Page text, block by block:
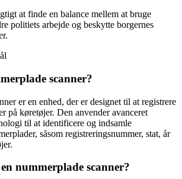
at finde en balance mellem at bruge
politiets arbejde og beskytte borgernes
scanner?
er en enhed, der er designet til at registrere
på køretøjer. Den anvender avanceret
til at identificere og indsamle
såsom registreringsnummer, stat, år
nummerplade scanner?